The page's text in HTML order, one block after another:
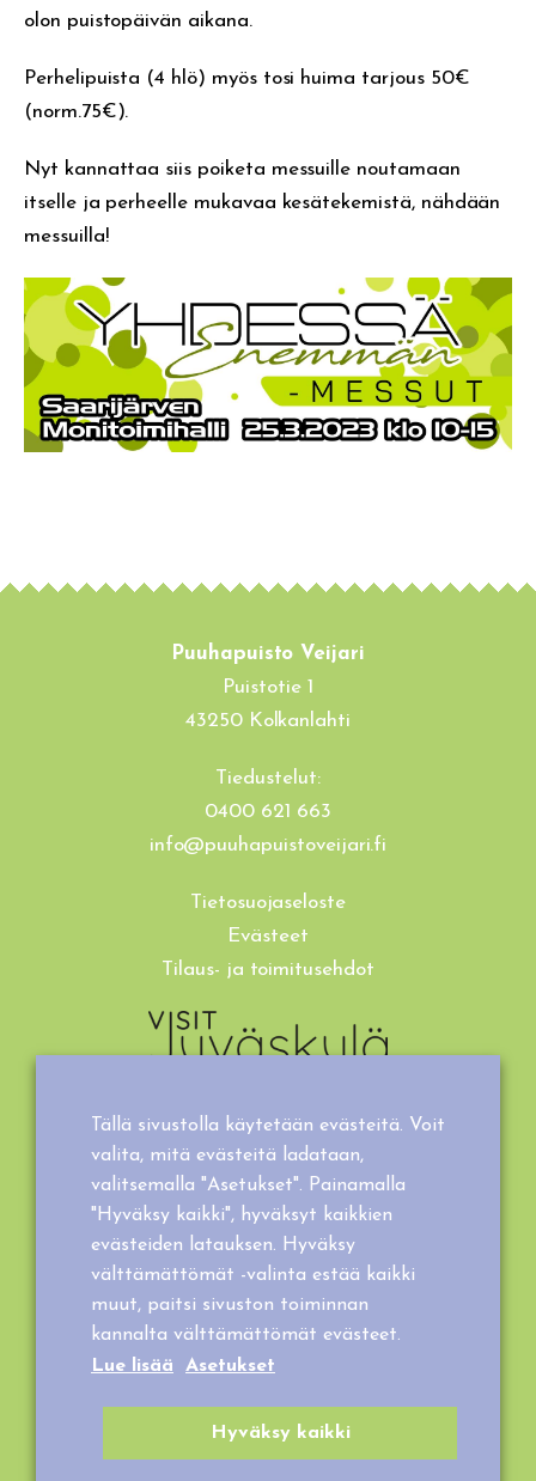
olon puistopäivän aikana.
Perhelipuista (4 hlö) myös tosi huima tarjous 50€
(norm.75€).
Nyt kannattaa siis poiketa messuille noutamaan
itselle ja perheelle mukavaa kesätekemistä, nähdään
messuilla!
Puuhapuisto Veijari
Puistotie 1
43250 Kolkanlahti
Tiedustelut:
0400 621 663
info@puuhapuistoveijari.fi
Tietosuojaseloste
Evästeet
Tilaus- ja toimitusehdot
Tällä sivustolla käytetään evästeitä. Voit
valita, mitä evästeitä ladataan,
valitsemalla "Asetukset". Painamalla
"Hyväksy kaikki", hyväksyt kaikkien
evästeiden latauksen. Hyväksy
välttämättömät -valinta estää kaikki
muut, paitsi sivuston toiminnan
kannalta välttämättömät evästeet.
Lue lisää
Asetukset
Hyväksy kaikki